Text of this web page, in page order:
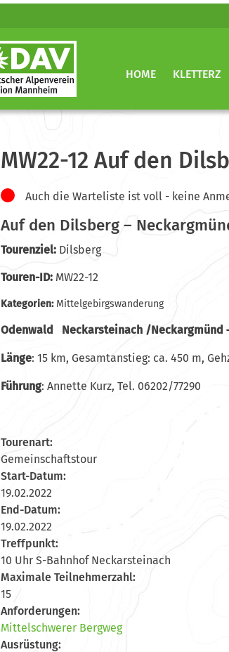
HOME KLETTERZ
MW22-12 Auf den
Auch die Warteliste ist voll - keine
Auf den Dilsberg –
Tourenziel: Dilsberg
Touren-ID: MW22-12
Kategorien: Mittelgebirgswanderung
Odenwald Neckarsteinach /Neckargmünd
Länge: 15 km, Gesamtanstieg: ca. 450 m,
Führung: Annette Kurz, Tel. 06202/77290
Tourenart:
Gemeinschaftstour
Start-Datum:
19.02.2022
End-Datum:
19.02.2022
Treffpunkt:
10 Uhr S-Bahnhof Neckarsteinach
Maximale Teilnehmerzahl:
15
Anforderungen:
Mittelschwerer Bergweg
Ausrüstung: